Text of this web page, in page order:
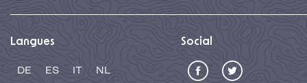
Langues
DE ES IT
NL
Social